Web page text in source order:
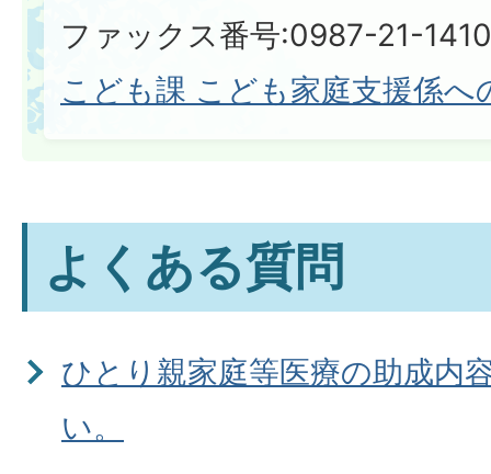
ファックス番号:0987-21-1410​​​​​​​
こども課 こども家庭支援係へ
よくある質問
ひとり親家庭等医療の助成内
い。